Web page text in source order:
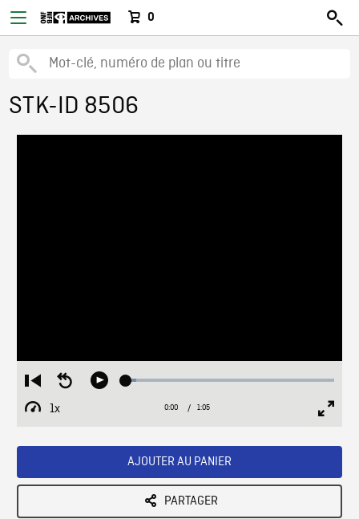
0
STK-ID 8506
Restart
from
beginning
Seek
Play Loaded:
1x
Playback
Current
0:00 / Duration
1:05
AJOUTER AU PANIER
PARTAGER